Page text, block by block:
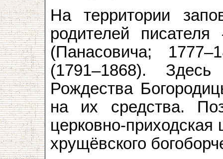
На территории
родителей
(Панасовича;
(1791–1868).
Рождества
на их средства.
церковно-приходская
хрущёвского